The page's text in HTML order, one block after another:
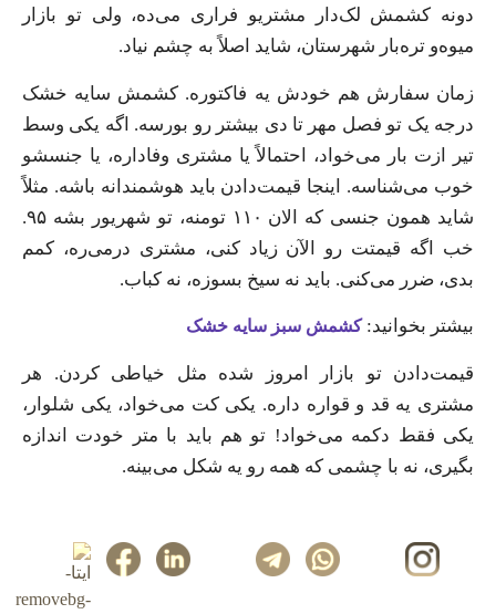
دونه کشمش لک‌دار مشتریو فراری می‌ده، ولی تو بازار
میوه‌و‌ تره‌بار شهرستان، شاید اصلاً به چشم نیاد.
زمان سفارش هم خودش یه فاکتوره. کشمش سایه خشک
درجه یک تو فصل مهر تا دی بیشتر رو بورسه. اگه یکی وسط
تیر ازت بار می‌خواد، احتمالاً یا مشتری وفاداره، یا جنسشو
خوب می‌شناسه. اینجا قیمت‌دادن باید هوشمندانه باشه. مثلاً
شاید همون جنسی که الان ۱۱۰ تومنه، تو شهریور بشه ۹۵.
خب اگه قیمتت رو الآن زیاد کنی، مشتری درمی‌ره، کمم
بدی، ضرر می‌کنی. باید نه سیخ بسوزه، نه کباب.
بیشتر بخوانید:کشمش سبز سایه خشک
قیمت‌دادن تو بازار امروز شده مثل خیاطی کردن. هر
مشتری یه قد و قواره داره. یکی کت می‌خواد، یکی شلوار،
یکی فقط دکمه می‌خواد! تو هم باید با متر خودت اندازه
بگیری، نه با چشمی که همه رو یه شکل می‌بینه.